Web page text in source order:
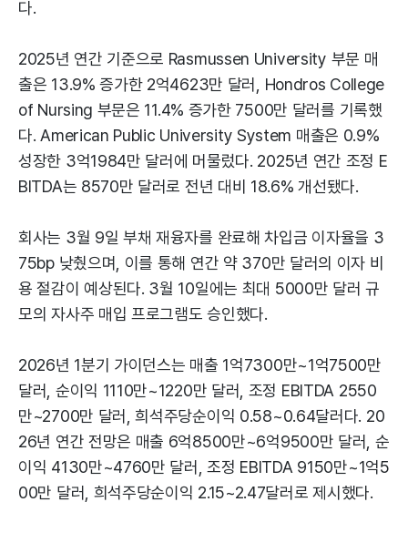
다.
2025년 연간 기준으로 Rasmussen University 부문 매
출은 13.9% 증가한 2억4623만 달러, Hondros College
of Nursing 부문은 11.4% 증가한 7500만 달러를 기록했
다. American Public University System 매출은 0.9%
성장한 3억1984만 달러에 머물렀다. 2025년 연간 조정 E
BITDA는 8570만 달러로 전년 대비 18.6% 개선됐다.
회사는 3월 9일 부채 재융자를 완료해 차입금 이자율을 3
75bp 낮췄으며, 이를 통해 연간 약 370만 달러의 이자 비
용 절감이 예상된다. 3월 10일에는 최대 5000만 달러 규
모의 자사주 매입 프로그램도 승인했다.
2026년 1분기 가이던스는 매출 1억7300만~1억7500만
달러, 순이익 1110만~1220만 달러, 조정 EBITDA 2550
만~2700만 달러, 희석주당순이익 0.58~0.64달러다. 20
26년 연간 전망은 매출 6억8500만~6억9500만 달러, 순
이익 4130만~4760만 달러, 조정 EBITDA 9150만~1억5
00만 달러, 희석주당순이익 2.15~2.47달러로 제시했다.